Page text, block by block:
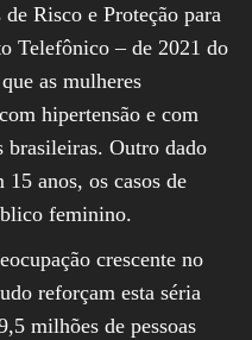
Risco e Proteção para
Telefônico – de 2021 do
as mulheres
hipertensão e com
brasileiras. Outro dado
anos, os casos de
feminino.
crescente no
reforçam esta séria
milhões de pessoas